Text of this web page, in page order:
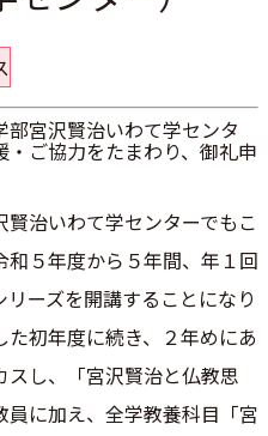
宮沢賢治いわて学センタ
ご協力をたまわり、御礼申
治いわて学センターでもこ
５年度から５年間、年１回
ーズを開講することになり
た初年度に続き、２年めにあ
スし、「宮沢賢治と仏教思
員に加え、全学教養科目「宮